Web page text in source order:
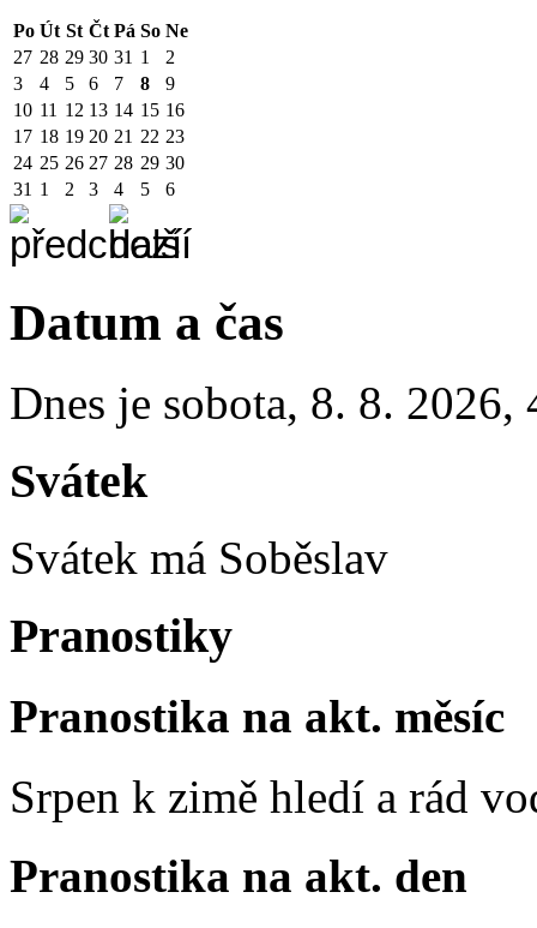
Po Út St Čt Pá So Ne
27 28 29 30 31 1
2
3
4 5 6 7 8
9
10 11 12 13 14 15 16
17 18 19 20 21 22 23
24 25 26 27 28 29 30
31 1 2 3 4 5 6
Datum a čas
Dnes je sobota, 8. 8. 2026,
Svátek
Svátek má Soběslav
Pranostiky
Pranostika na akt. měsíc
Srpen k zimě hledí a rád
Pranostika na akt. den